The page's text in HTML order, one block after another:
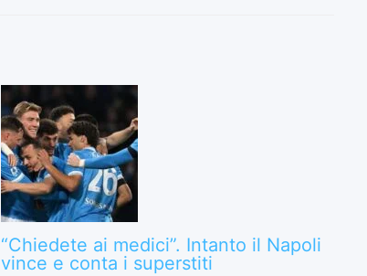
“Chiedete ai medici”. Intanto il Napoli
vince e conta i superstiti